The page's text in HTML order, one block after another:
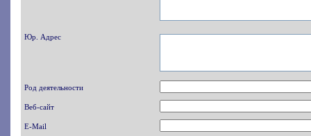
Юр. Адрес
Род деятельности
Веб-сайт
E-Mail